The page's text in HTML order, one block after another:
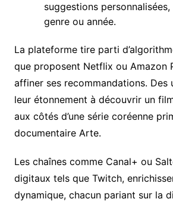
suggestions
genre ou année.
La plateforme tire parti
que proposent Netflix ou Amazon
affiner ses recommandations. Des
leur étonnement à découvrir un
aux côtés d’une série coréenne
documentaire Arte.
Les chaînes comme Canal+ ou
digitaux tels que Twitch,
dynamique, chacun pariant sur la